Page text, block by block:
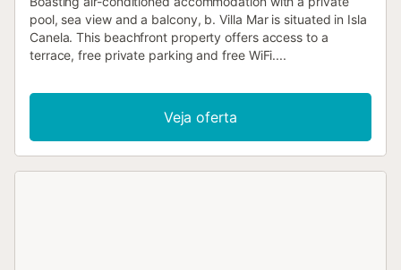
pool, sea view and a balcony, b. Villa Mar is situated in Isla
Canela. This beachfront property offers access to a
terrace, free private parking and free WiFi....
Veja oferta